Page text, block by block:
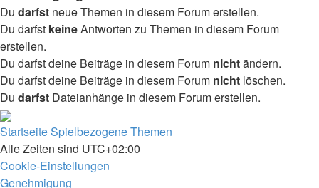
Du darfst neue Themen in diesem Forum erstellen.
Du darfst keineAntworten zu Themen in diesem Forum
erstellen.
Du darfst deine Beiträge in diesem Forum nichtändern.
Du darfst deine Beiträge in diesem Forum nicht löschen.
Du darfst Dateianhänge in diesem Forum erstellen.
StartseiteSpielbezogene Themen
Alle Zeiten sind UTC+02:00
Cookie-Einstellungen
Genehmigung